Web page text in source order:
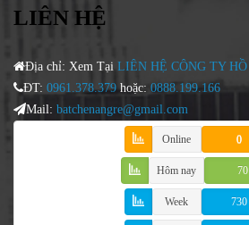
LIÊN HỆ
Địa chỉ: Xem Tại LIÊN HỆ CÔNG TY
ĐT: 0961.378.379hoặc: 0888.199.166
Mail: batchenangre@gmail.com
Online 0
Hôm nay 70
Week 730